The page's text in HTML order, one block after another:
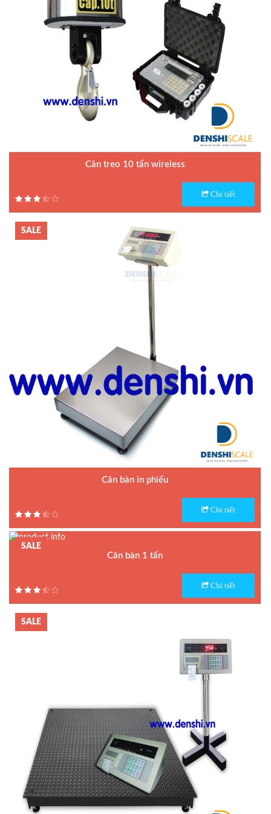
Cân treo 10 tấn wireless
Hãng sản xuất : Yaohua
Bảo hành: 1 năm
Chi tiết
SALE
Cân bàn in phiếu
Hãng sản xuất : Yaohua
Bảo hành: 1 năm
Chi tiết
SALE
Cân bàn 1 tấn
Hãng sản xuất : Yaohua
Chi tiết
SALE